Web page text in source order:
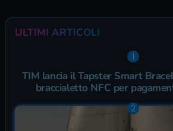
ULTIMI ARTICOLI
TIM lancia il Tapster Smart
braccialetto NFC per